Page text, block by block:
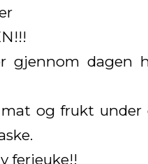
gjennom dagen
og frukt under
ferieuke!!